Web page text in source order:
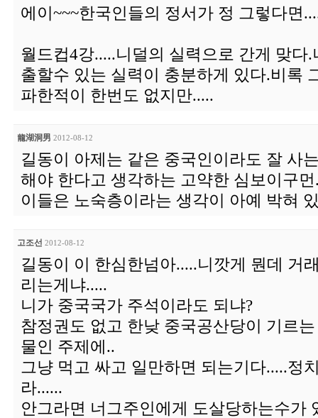
에이~~~한국인들의 정서가 정 그렇다면
월드컵4강.....니덜의 실력으로 간게 맞다
출할수 있는 실력이 충분하게 있다.비록
파한적이 한번도 없지만.....
龍湖洞男 2012-08-12
길동이 아제는 같은 중국인이라도 잘 사
해야 한다고 생각하는 고약한 심보이구
이들은 노숙층이라는 생각이 아예 박혀
고조선 2012-08-12
길동이 이 한심한넘아.....니깟게 뭔데 거
리는게냐.....
니가 중국국가 주석이라도 되냐?
참정권도 없고 한낮 중국공산당이 기르
물인 주제에..
그냥 먹고 싸고 일만하면 되는기다.....정
라......
안그라면 너그주인에게 도살당하는수가